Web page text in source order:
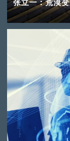
张立一：荒漠